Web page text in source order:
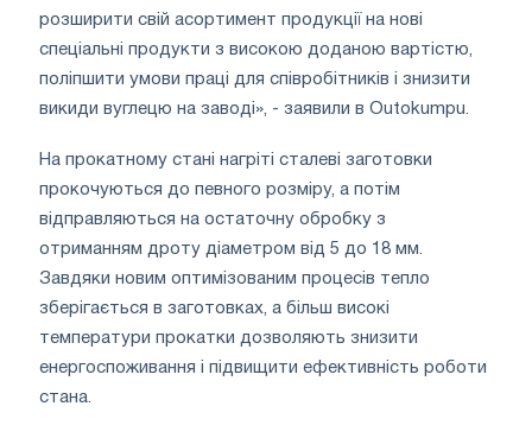
розширити свій асортимент продукції на нові
спеціальні продукти з високою доданою вартістю,
поліпшити умови праці для співробітників і знизити
викиди вуглецю на заводі», - заявили в Outokumpu.
На прокатному стані нагріті сталеві заготовки
прокочуються до певного розміру, а потім
відправляються на остаточну обробку з
отриманням дроту діаметром від 5 до 18 мм.
Завдяки новим оптимізованим процесів тепло
зберігається в заготовках, а більш високі
температури прокатки дозволяють знизити
енергоспоживання і підвищити ефективність роботи
стана.